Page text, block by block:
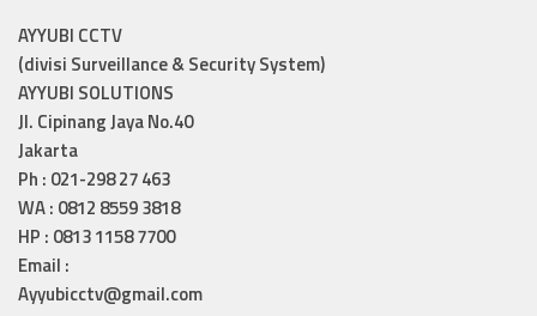
AYYUBI CCTV
(divisi Surveillance & Security System)
AYYUBI SOLUTIONS
Jl. Cipinang Jaya No.40
Jakarta
Ph : 021-298 27 463
WA : 0812 8559 3818
HP : 0813 1158 7700
Email :
Ayyubicctv@gmail.com